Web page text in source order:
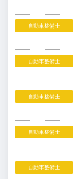
自動車整備士
自動車整備士
自動車整備士
自動車整備士
自動車整備士